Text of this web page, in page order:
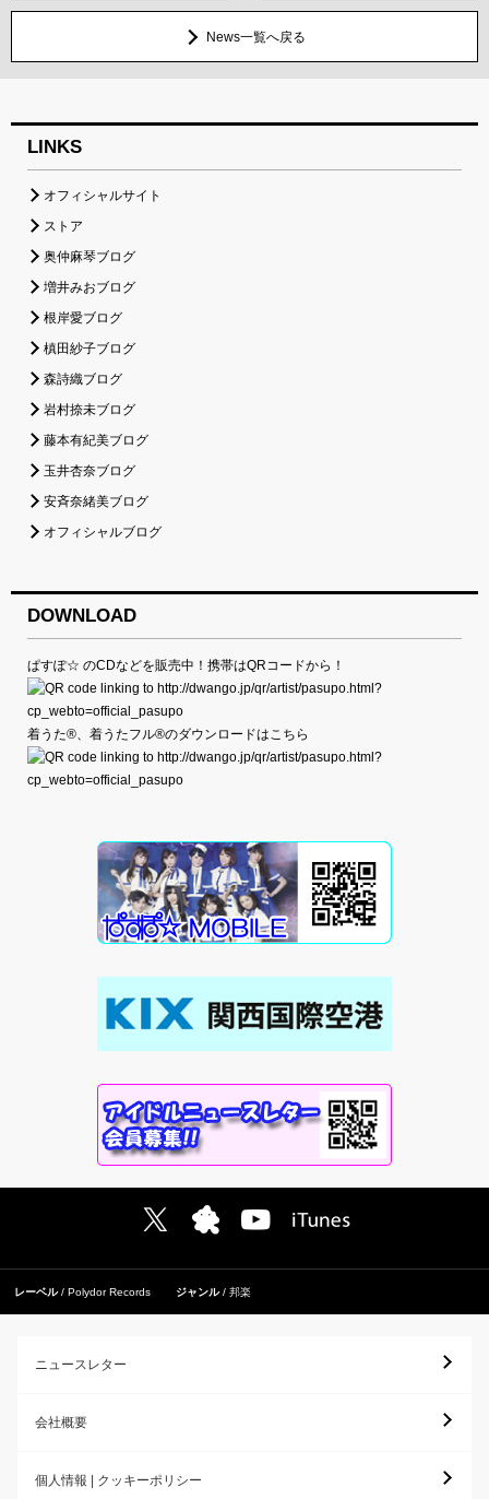
News一覧へ戻る
LINKS
オフィシャルサイト
ストア
奥仲麻琴ブログ
増井みおブログ
根岸愛ブログ
槙田紗子ブログ
森詩織ブログ
岩村捺未ブログ
藤本有紀美ブログ
玉井杏奈ブログ
安斉奈緒美ブログ
オフィシャルブログ
DOWNLOAD
ぱすぽ☆ のCDなどを販売中！携帯はQRコードから！
着うた®、着うたフル®のダウンロードはこちら
レーベル Polydor Records ジャンル 邦楽
ニュースレター
会社概要
個人情報 | クッキーポリシー